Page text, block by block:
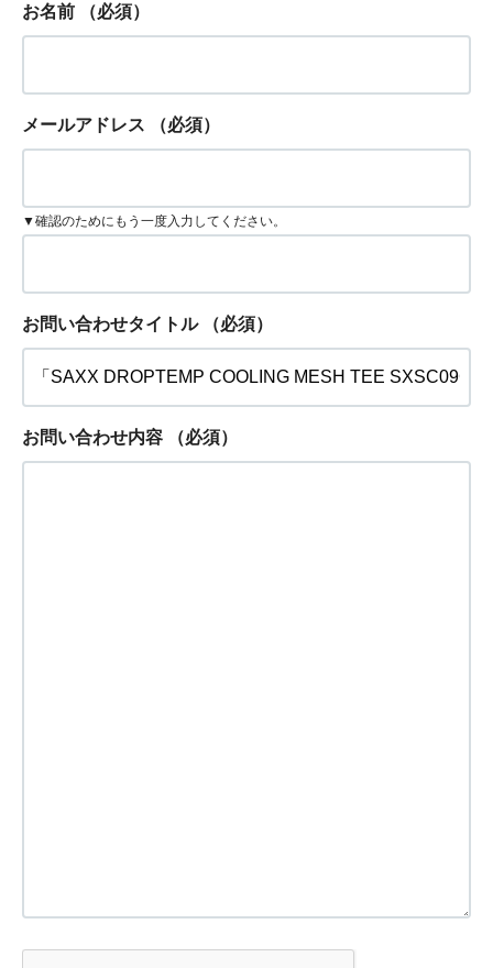
お名前 （必須）
メールアドレス （必須）
▼確認のためにもう一度入力してください。
お問い合わせタイトル （必須）
お問い合わせ内容 （必須）